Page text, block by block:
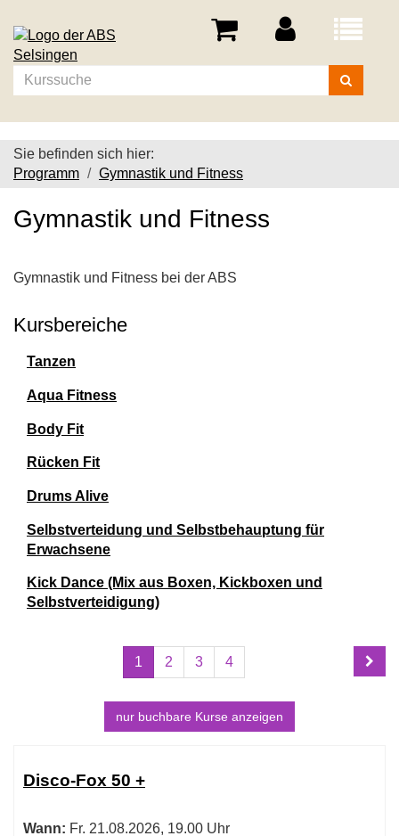
Menü
Kurse
suchen
Sie befinden sich hier:
Programm
Gymnastik und Fitness
Gymnastik und Fitness
Gymnastik und Fitness bei der ABS
Kursbereiche
Tanzen
Aqua Fitness
Body Fit
Rücken Fit
Drums Alive
Selbstverteidung und Selbstbehauptung für
Erwachsene
Kick Dance (Mix aus Boxen, Kickboxen und
Selbstverteidigung)
Seiten
blättern
1 2 3 4
nur buchbare Kurse anzeigen
Tabellenüberschriften
können
werden.
Disco-Fox 50 +
Wann: Fr. 21.08.2026, 19.00 Uhr